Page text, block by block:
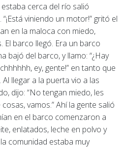
cerca del río salió
viniendo un motor!” gritó el
en la maloca con miedo,
barco llegó. Era un barco
bajó del barco, y llamo: “¿Hay
ey, gente!” en tanto que
llegar a la puerta vio a las
dijo: “No tengan miedo, les
vamos.” Ahí la gente salió
en el barco comenzaron a
enlatados, leche en polvo y
comunidad estaba muy